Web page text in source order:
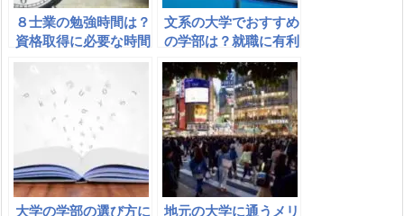
８士業の勉強時間は？
資格取得に必要な時間
文系の大学でおすすめ
の学部は？就職に有利
な学部、面白い学部
は？
大学の学部の選び方に
地元の大学に通うメリ